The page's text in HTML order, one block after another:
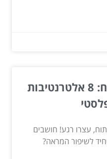
מראה חדש בלי ניתוח: 8 אלטרנטיבות
עצרו רגע! חושבים
לשיפור המראה?